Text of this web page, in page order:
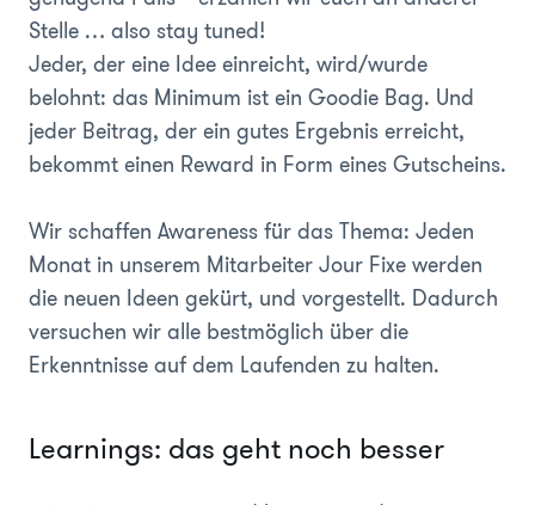
Stelle … also stay tuned!
Jeder, der eine Idee einreicht, wird/wurde
belohnt: das Minimum ist ein Goodie Bag. Und
jeder Beitrag, der ein gutes Ergebnis erreicht,
bekommt einen Reward in Form eines Gutscheins.
Wir schaffen Awareness für das Thema: Jeden
Monat in unserem Mitarbeiter Jour Fixe werden
die neuen Ideen gekürt, und vorgestellt. Dadurch
versuchen wir alle bestmöglich über die
Erkenntnisse auf dem Laufenden zu halten.
Learnings: das geht noch besser